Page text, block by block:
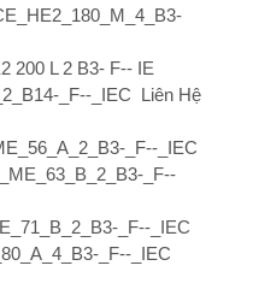
200 L 2 B3- F-- IE
_F--_IEC Liên Hệ
_F--_IEC
_F--
_F--_IEC
_F--_IEC